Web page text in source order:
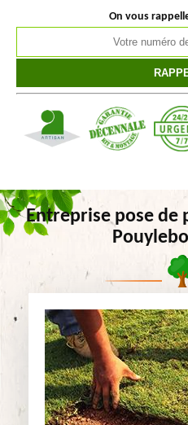
On vous
Entreprise pose de